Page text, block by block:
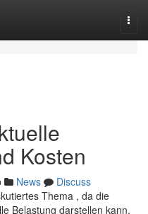
Kosten
News
Discuss
Thema , da die
Belastung darstellen kann.